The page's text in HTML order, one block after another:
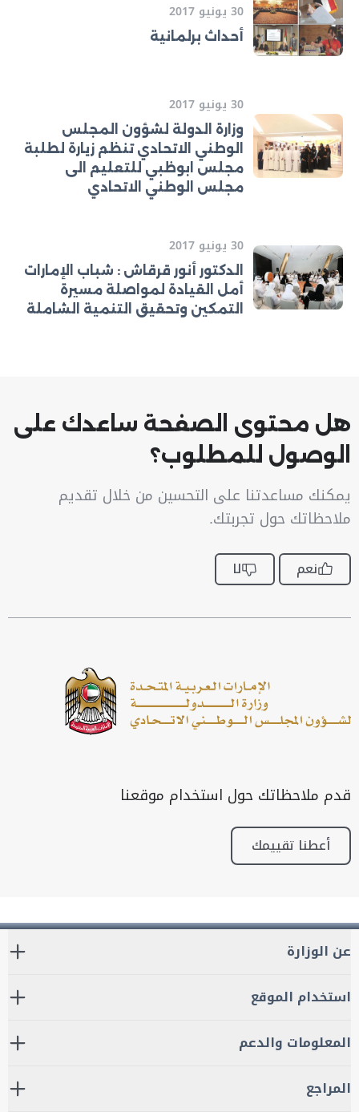
30 يونيو 2017
أحداث برلمانية
30 يونيو 2017
وزارة الدولة لشؤون المجلس
الوطني الاتحادي تنظم زيارة لطلبة
مجلس ابوظبي للتعليم الى
مجلس الوطني الاتحادي
30 يونيو 2017
الدكتور أنور قرقاش : شباب الإمارات
أمل القيادة لمواصلة مسيرة
التمكين وتحقيق التنمية الشاملة
هل محتوى الصفحة ساعدك على
الوصول للمطلوب؟
يمكنك مساعدتنا على التحسين من خلال تقديم
ملاحظاتك حول تجربتك.
نعم لا
قدم ملاحظاتك حول استخدام موقعنا
أعطنا تقييمك
عن الوزارة
استخدام الموقع
المعلومات والدعم
المراجع